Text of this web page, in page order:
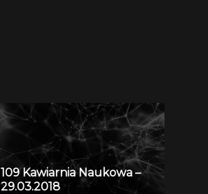
109 Kawiarnia Naukowa –
29.03.2018